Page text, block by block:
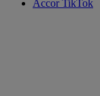
Accor TikTok